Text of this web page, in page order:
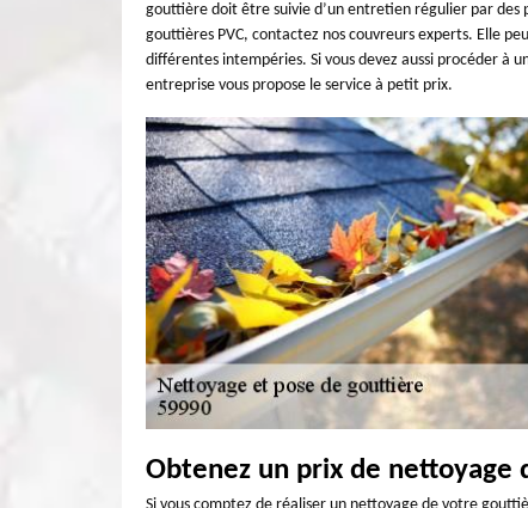
gouttière doit être suivie d’un entretien régulier par des
gouttières PVC, contactez nos couvreurs experts. Elle
différentes intempéries. Si vous devez aussi procéder
entreprise vous propose le service à petit prix.
Obtenez un prix de nettoyage